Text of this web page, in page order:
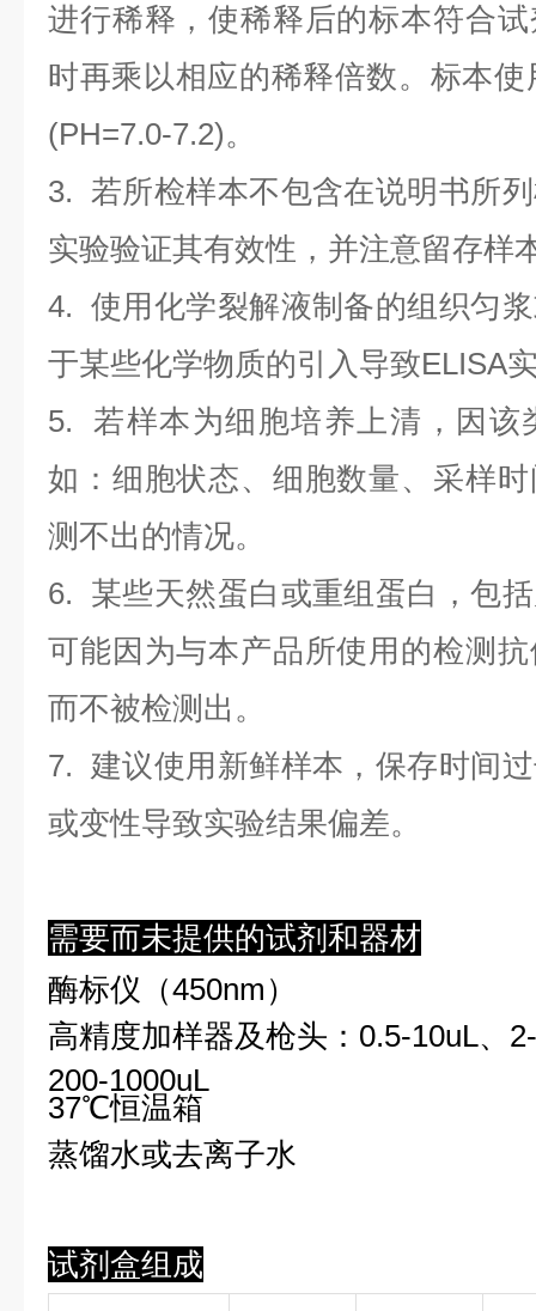
进行稀释，使稀释后的标本符合
时再乘以相应的稀释倍数。标本
(PH=7.0-7.2)。
3. 若所检样本不包含在说明书所
实验验证其有效性，并注意留存样
4. 使用化学裂解液制备的组织匀
于某些化学物质的引入导致ELISA
5. 若样本为细胞培养上清，因该
如：细胞状态、细胞数量、采样
测不出的情况。
6. 某些天然蛋白或重组蛋白，包
可能因为与本产品所使用的检测
而不被检测出。
7. 建议使用新鲜样本，保存时间
或变性导致实验结果偏差。
需要而未提供的试剂和器材
酶标仪（450nm）
高精度加样器及枪头：0.5-10uL、
200-1000uL
37℃恒温箱
蒸馏水或去离子水
试剂盒组成